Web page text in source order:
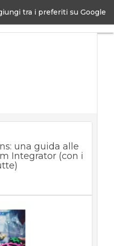
tra i preferiti su Google
una guida alle
Integrator (con i